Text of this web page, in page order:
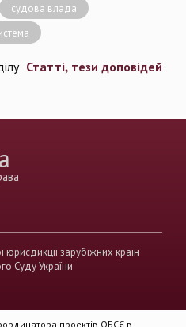
судова влада
Статті, тези доповідей
юрисдикції зарубіжних країн
Суду України
проектів ОБСЄ в